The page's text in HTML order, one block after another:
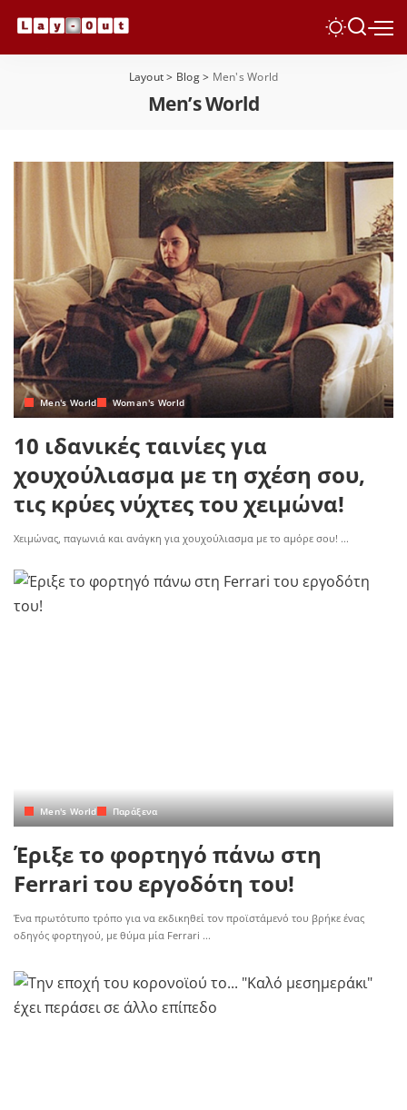
Layout> Blog> Men's World
Men’s World
Men's World Woman's World
10 ιδανικές ταινίες για
χουχούλιασμα με τη σχέση σου,
τις κρύες νύχτες του χειμώνα!
Χειμώνας, παγωνιά και ανάγκη για χουχούλιασμα με το αμόρε σου! ...
Men's World Παράξενα
Έριξε το φορτηγό πάνω στη
Ferrari του εργοδότη του!
Ένα πρωτότυπο τρόπο για να εκδικηθεί τον προϊστάμενό του βρήκε ένας
οδηγός φορτηγού, με θύμα μία Ferrari ...